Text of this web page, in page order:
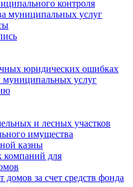
контроля
муниципальных услуг
юридических ошибках
муниципальных услуг
и лесных участков
имущества
казны
для
за счет средств фонда